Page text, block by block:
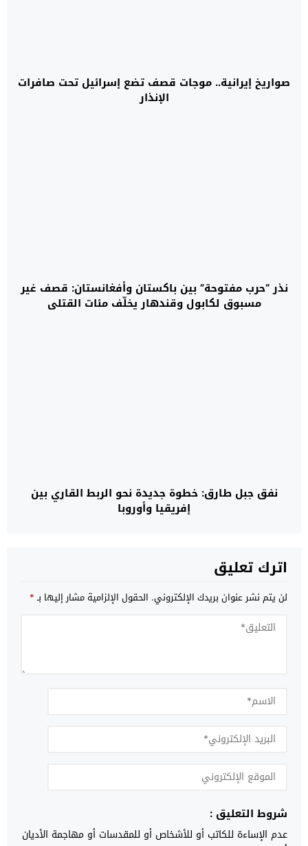
صواريخ إيرانية.. موجات قصف تضع إسرائيل تحت صافرات
الإنذار
نذر “حرب مفتوحة” بين باكستان وأفغانستان: قصف غير
مسبوق لكابول وقندهار يخلّف مئات القتلى
نفق جبل طارق: خطوة جديدة نحو الربط القاري بين
إفريقيا وأوروبا
اترك تعليق
لن يتم نشر عنوان بريدك الإلكتروني. الحقول الإلزامية مشار إليها بـ*
شروط التعليق :
عدم الإساءة للكاتب أو للأشخاص أو للمقدسات أو مهاجمة الأديان